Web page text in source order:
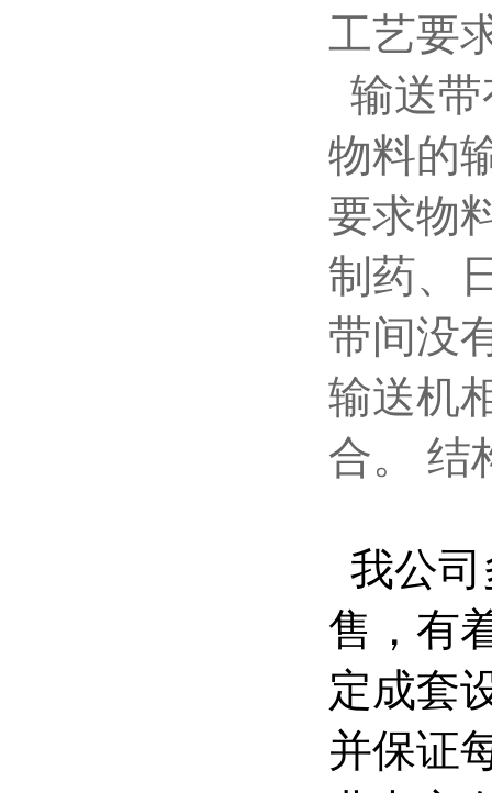
工艺要
输送
物料的
要求物
制药、
带间没
输送机
合。
我公
售，有
定成套
并保证